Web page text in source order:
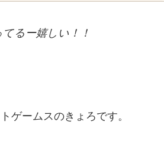
るー嬉しい！！
ゲームスのきょろです。